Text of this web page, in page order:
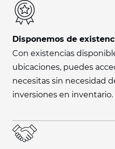
Disponemos de
Con existencias
ubicaciones, puedes
necesitas sin necesidad
inversiones en inventario.